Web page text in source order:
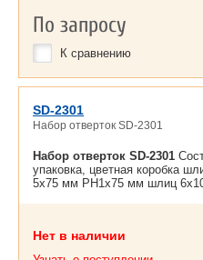
По запросу
К сравнению
SD-2301
Набор отверток SD-2301
Набор отверток SD-2301
упаковка, цветная коробка
5x75 мм PH1x75 мм шлиц
Нет в наличии